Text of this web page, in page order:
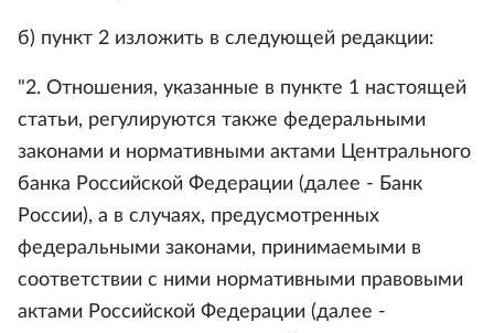
б) пункт 2 изложить в следующей редакции:
"2. Отношения, указанные в пункте 1 настоящей
статьи, регулируются также федеральными
законами и нормативными актами Центрального
банка Российской Федерации (далее - Банк
России), а в случаях, предусмотренных
федеральными законами, принимаемыми в
соответствии с ними нормативными правовыми
актами Российской Федерации (далее -